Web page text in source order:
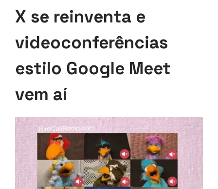
X se reinventa e
videoconferências
estilo Google Meet
vem aí